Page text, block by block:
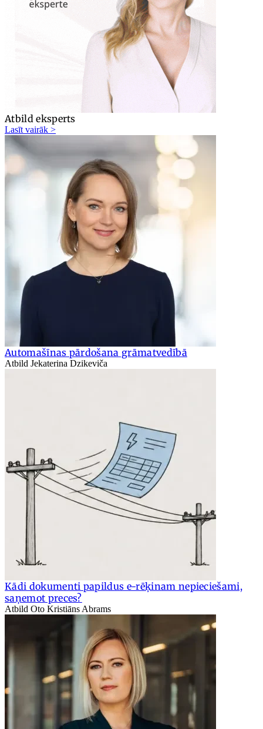
Atbild eksperts
Lasīt vairāk >
Automašīnas pārdošana grāmatvedībā
Atbild Jekaterina Dzikeviča
Kādi dokumenti papildus e-rēķinam nepieciešami,
saņemot preces?
Atbild Oto Kristiāns Abrams